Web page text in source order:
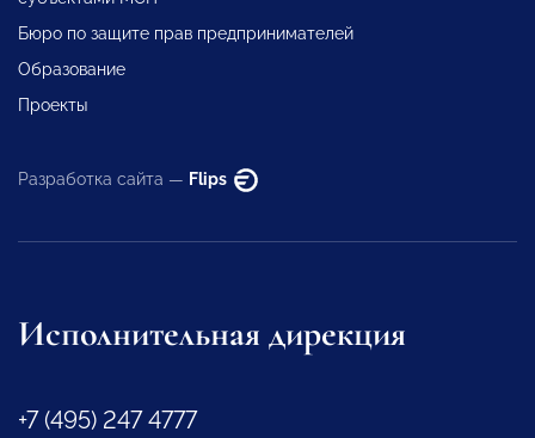
Бюро по защите прав предпринимателей
Образование
Проекты
Разработка сайта — Flips
Исполнительная дирекция
+7 (495) 247 4777